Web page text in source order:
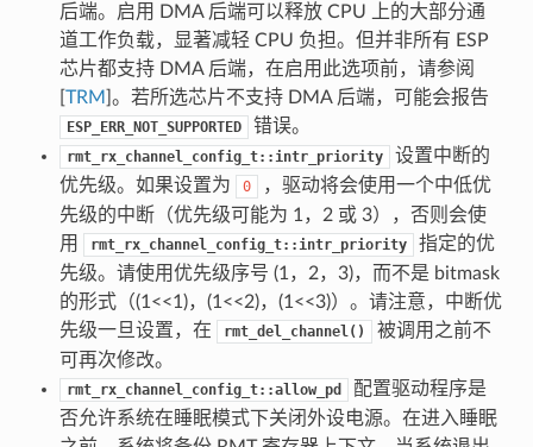
后端。启用 DMA 后端可以释放 CPU 上的大部分通
道工作负载，显著减轻 CPU 负担。但并非所有 ESP
芯片都支持 DMA 后端，在启用此选项前，请参阅
TRM ]。若所选芯片不支持 DMA 后端，可能会报告
ESP_ERR_NOT_SUPPORTED 错误。
rmt_rx_channel_config_t::intr_priority
设置中断的
优先级。如果设置为
0
，驱动将会使用一个中低优
先级的中断（优先级可能为 1，2 或 3），否则会使
用
rmt_rx_channel_config_t::intr_priority
指定的优
先级。请使用优先级序号 (1，2，3)，而不是 bitmask
的形式（(1<<1)，(1<<2)，(1<<3)）。请注意，中断优
先级一旦设置，在
rmt_del_channel()
被调用之前不
可再次修改。
rmt_rx_channel_config_t::allow_pd
配置驱动程序是
否允许系统在睡眠模式下关闭外设电源。在进入睡眠